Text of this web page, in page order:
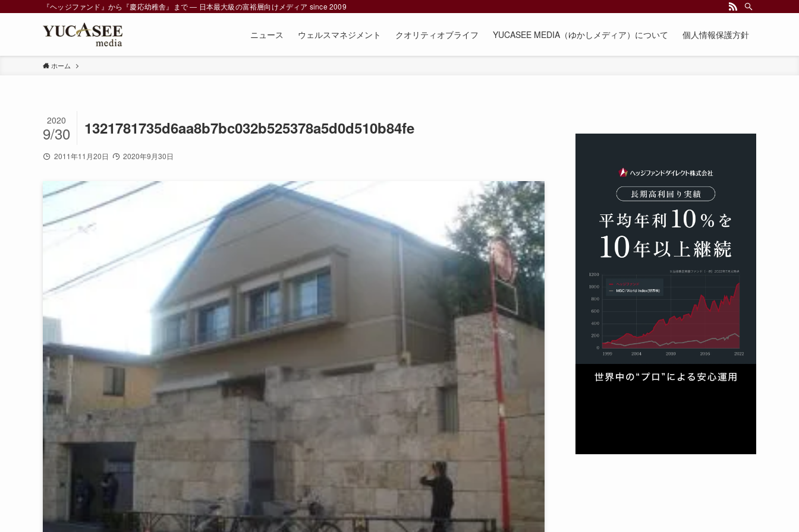
『ヘッジファンド』から『慶応幼稚舎』まで ― 日本最大級の富裕層向けメディア since 2009
ニュース ウェルスマネジメント クオリティオブライフ YUCASEE MEDIA（ゆかしメディア）について 個人情報保護方針
ホーム
1321781735d6aa8b7bc032b525378a5d0d510b84fe
2020
9/30
2011年11月20日 2020年9月30日